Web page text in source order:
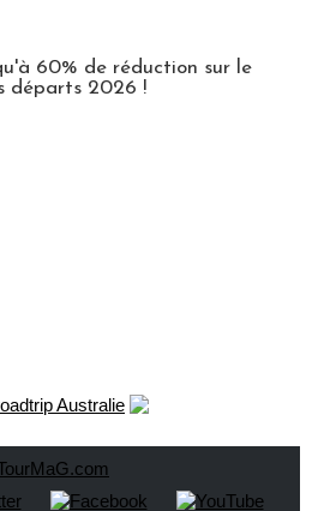
60% de réduction sur le
départs 2026 !